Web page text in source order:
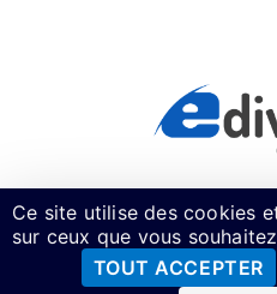
Ce site utilise des cookies
sur ceux que vous
TOUT ACCEPTER